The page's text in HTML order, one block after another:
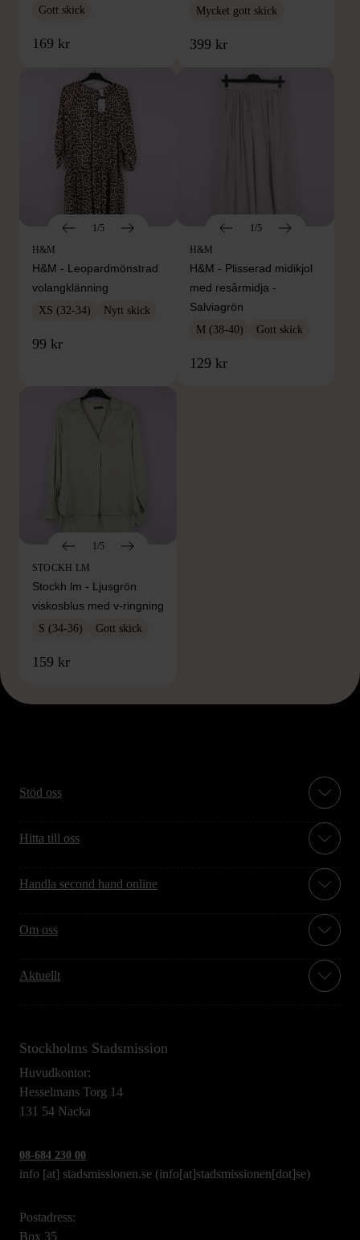
Gott skick
169 kr
Mycket gott skick
399 kr
1/5
H&M
H&M - Leopardmönstrad
volangklänning
XS (32-34) Nytt skick
99 kr
1/5
H&M
H&M - Plisserad midikjol
med resårmidja -
Salviagrön
M (38-40) Gott skick
129 kr
1/5
STOCKH LM
Stockh lm - Ljusgrön
viskosblus med v-ringning
S (34-36) Gott skick
159 kr
Stöd oss
Hitta till oss
Handla second hand online
Om oss
Aktuellt
Stockholms Stadsmission
Huvudkontor:
Hesselmans Torg 14
131 54 Nacka
08-684 230 00
info [at] stadsmissionen.se (info[at]stadsmissionen[dot]se)
Postadress:
Box 35